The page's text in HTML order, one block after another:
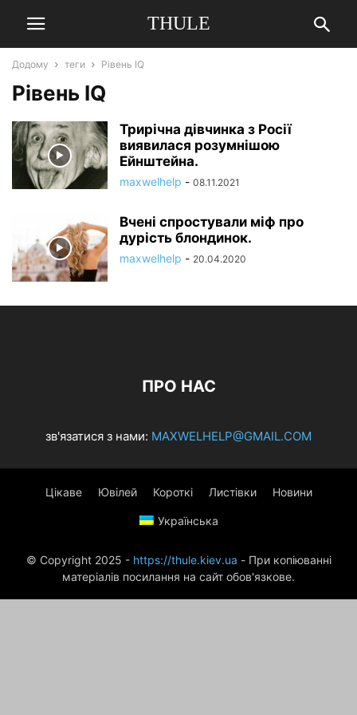
THULE
Додому теги Рівень IQ
Рівень IQ
Трирічна дівчинка з Росії
виявилася розумнішою
Ейнштейна.
maxwelhelp - 08.11.2021
Вчені спростували міф про
дурість блондинок.
maxwelhelp - 20.04.2020
ПРО НАС
зв'язатися з нами: MAXWELHELP@GMAIL.COM
Цікаве Ювілей Короткі Листівки Новини
Українська
© Copyright 2025 - https://thule.kiev.ua - При копіюванні
матеріалів посилання на сайт обов'язкове.